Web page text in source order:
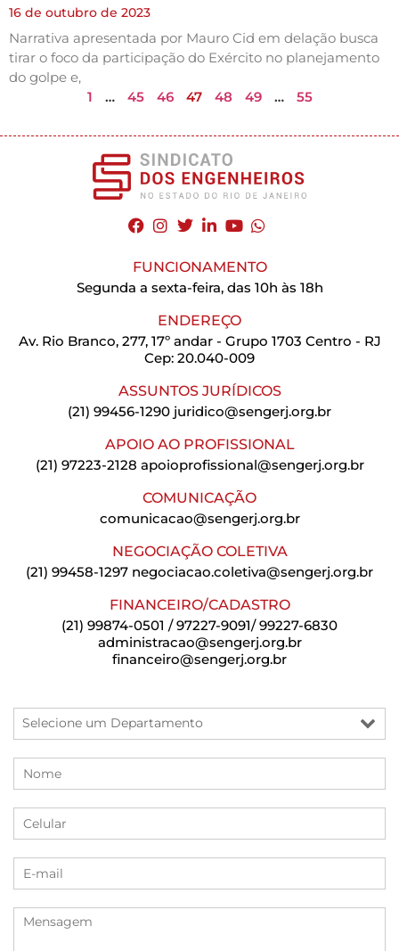
16 de outubro de 2023
Narrativa apresentada por Mauro Cid em delação busca
tirar o foco da participação do Exército no planejamento
do golpe e,
1
… 45 46 47 48 49 … 55
FUNCIONAMENTO
Segunda a sexta-feira, das 10h às 18h
ENDEREÇO
Av. Rio Branco, 277, 17º andar - Grupo 1703 Centro - RJ
Cep: 20.040-009
ASSUNTOS JURÍDICOS
(21) 99456-1290 juridico@sengerj.org.br
APOIO AO PROFISSIONAL
(21) 97223-2128 apoioprofissional@sengerj.org.br
COMUNICAÇÃO
comunicacao@sengerj.org.br
NEGOCIAÇÃO COLETIVA
(21) 99458-1297 negociacao.coletiva@sengerj.org.br
FINANCEIRO/CADASTRO
(21) 99874-0501 / 97227-9091/ 99227-6830
administracao@sengerj.org.br
financeiro@sengerj.org.br